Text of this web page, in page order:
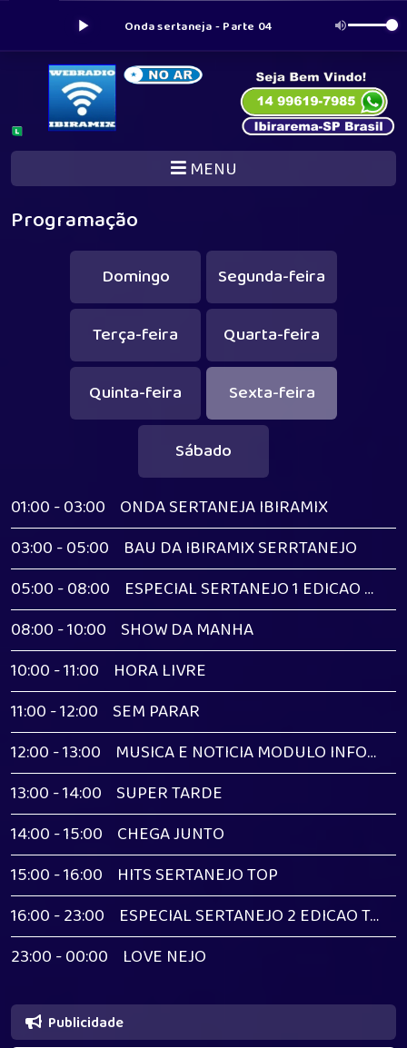
Onda sertaneja - Parte 04
MENU
Programação
Domingo Segunda-feira
Terça-feira Quarta-feira
Quinta-feira Sexta-feira
Sábado
01:00 - 03:00 ONDA SERTANEJA IBIRAMIX
03:00 - 05:00
BAU DA IBIRAMIX SERRTANEJO
05:00 - 08:00
ESPECIAL SERTANEJO 1 EDICAO MADRUGADA
08:00 - 10:00 SHOW DA MANHA
10:00 - 11:00
HORA LIVRE
11:00 - 12:00 SEM PARAR
12:00 - 13:00
MUSICA E NOTICIA MODULO INFORMATIVO IBIRAMIX
13:00 - 14:00 SUPER TARDE
14:00 - 15:00 CHEGA JUNTO
15:00 - 16:00
HITS SERTANEJO TOP
16:00 - 23:00
ESPECIAL SERTANEJO 2 EDICAO TARDE
23:00 - 00:00
LOVE NEJO
Publicidade